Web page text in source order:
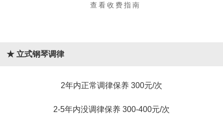
查看收费指南
★ 立式钢琴调律
2年内正常调律保养 300元/次
2-5年内没调律保养 300-400元/次